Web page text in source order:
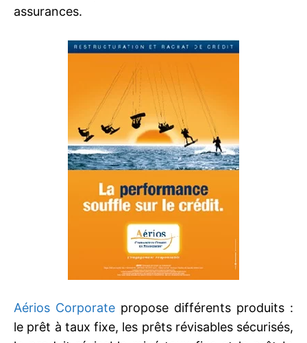
assurances.
Aérios Corporate propose différents produits :
le prêt à taux fixe, les prêts révisables sécurisés,